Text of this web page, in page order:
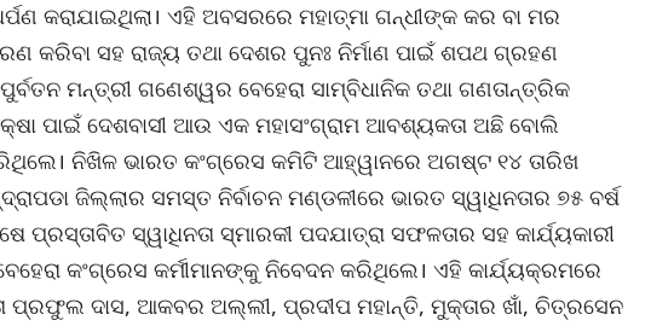
କରାଯାଇଥିଲା। ଏହି ଅବସରରେ ମହାତ୍ମା ଗନ୍ଧୀଙ୍କ କର ବା ମର
କରିବା ସହ ରାଜ୍ୟ ତଥା ଦେଶର ପୁନଃ ନିର୍ମାଣ ପାଇଁ ଶପଥ ଗ୍ରହଣ
ପୁର୍ବତନ ମନ୍ତ୍ରୀ ଗଣେଶ୍ୱର ବେହେରା ସାମ୍ବିଧାନିକ ତଥା ଗଣତାନ୍ତ୍ରିକ
ପାଇଁ ଦେଶବାସୀ ଆଉ ଏକ ମହାସଂଗ୍ରାମ ଆବଶ୍ୟକତା ଅଛି ବୋଲି
ନିଖିଳ ଭାରତ କଂଗ୍ରେସ କମିଟି ଆହ୍ୱାନରେ ଅଗଷ୍ଟ ୧୪ ତାରିଖ
ଜିଲ୍ଲାର ସମସ୍ତ ନିର୍ବାଚନ ମଣ୍ଡଳୀରେ ଭାରତ ସ୍ୱାଧିନତାର ୭୫ ବର୍ଷ
ପ୍ରସ୍ତାବିତ ସ୍ୱାଧିନତା ସ୍ମାରକୀ ପଦଯାତ୍ରା ସଫଳତାର ସହ କାର୍ଯ୍ୟକାରୀ
କଂଗ୍ରେସ କର୍ମୀମାନଙ୍କୁ ନିବେଦନ କରିଥିଲେ। ଏହି କାର୍ଯ୍ୟକ୍ରମରେ
ପ୍ରଫୁଲ ଦାସ, ଆକବର ଅଲ୍ଲୀ, ପ୍ରଦୀପ ମହାନ୍ତି, ମୁକ୍ତାର ଖାଁ, ଚିତ୍ରସେନ